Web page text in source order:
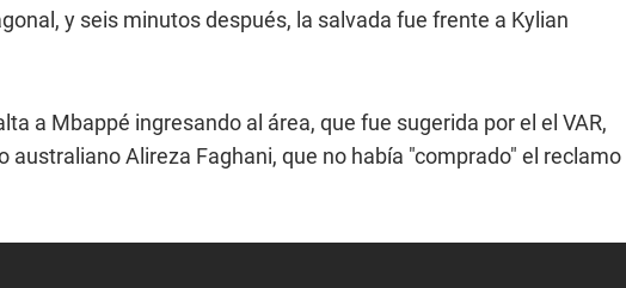
y seis minutos después, la salvada fue frente a Kylian
a Mbappé ingresando al área, que fue sugerida por el el VAR,
australiano Alireza Faghani, que no había "comprado" el reclamo